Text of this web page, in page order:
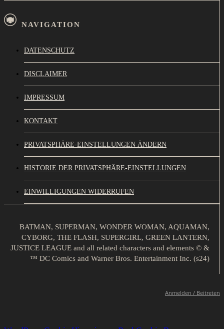
NAVIGATION
DATENSCHUTZ
DISCLAIMER
IMPRESSUM
KONTAKT
PRIVATSPHÄRE-EINSTELLUNGEN ÄNDERN
HISTORIE DER PRIVATSPHÄRE-EINSTELLUNGEN
EINWILLIGUNGEN WIDERRUFEN
BATMAN, SUPERMAN, WONDER WOMAN, AQUAMAN,
CYBORG, THE FLASH, SUPERGIRL, GREEN LANTERN,
JUSTICE LEAGUE and all related characters and elements © &
™ DC Comics and Warner Bros. Entertainment Inc. (s24)
Anmelden / Beitreten